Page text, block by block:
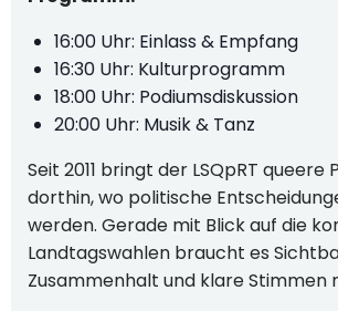
16:00 Uhr: Einlass & Empfang
16:30 Uhr: Kulturprogramm
18:00 Uhr: Podiumsdiskussion
20:00 Uhr: Musik & Tanz
Seit 2011 bringt der LSQpRT queere
dorthin, wo politische
werden. Gerade mit Blick auf die
Landtagswahlen braucht es
Zusammenhalt und klare Stimmen